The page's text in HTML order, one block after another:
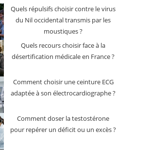
Quels répulsifs choisir contre le virus
du Nil occidental transmis par les
moustiques ?
Quels recours choisir face à la
désertification médicale en France ?
Comment choisir une ceinture ECG
adaptée à son électrocardiographe ?
Comment doser la testostérone
pour repérer un déficit ou un excès ?